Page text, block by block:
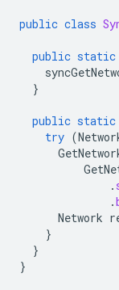
public class
public static
}
public static
try (
.
.
Network
}
}
}